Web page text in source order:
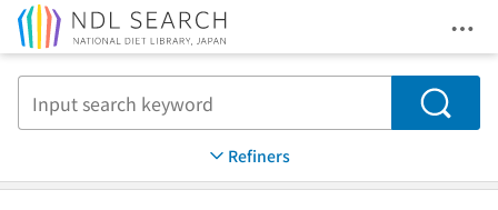
Search
Refiners